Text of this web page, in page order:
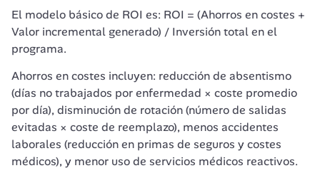
El modelo básico de ROI es: ROI = (Ahorros en costes +
Valor incremental generado) / Inversión total en el
programa.
Ahorros en costes incluyen: reducción de absentismo
(días no trabajados por enfermedad × coste promedio
por día), disminución de rotación (número de salidas
evitadas × coste de reemplazo), menos accidentes
laborales (reducción en primas de seguros y costes
médicos), y menor uso de servicios médicos reactivos.